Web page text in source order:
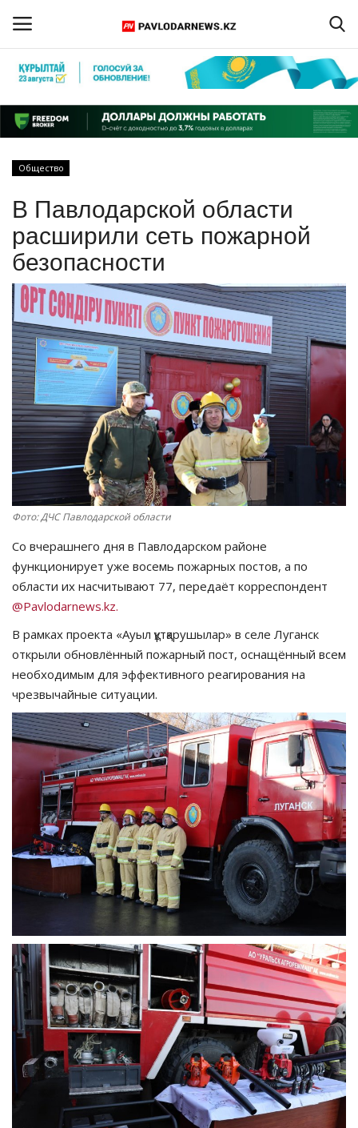
Регистрация
Главная
ПАВЛОДАРСКАЯ ОБЛАСТЬ
КАЗАХСТАН
МИР
СПЕЦПРОЕКТЫ
СПОРТ
Чек-лист
РАЗВЛЕЧЕНИЯ
OFFICIAL
Курултай
Язык
Общество
В Павлодарской области
расширили сеть пожарной
безопасности
Фото: ДЧС Павлодарской области
Со вчерашнего дня в Павлодарском районе
функционирует уже восемь пожарных постов, а по
области их насчитывают 77, передаёт корреспондент
@Pavlodarnews.kz.
В рамках проекта «Ауыл құтқарушылар» в селе Луганск
открыли обновлённый пожарный пост, оснащённый всем
необходимым для эффективного реагирования на
чрезвычайные ситуации.